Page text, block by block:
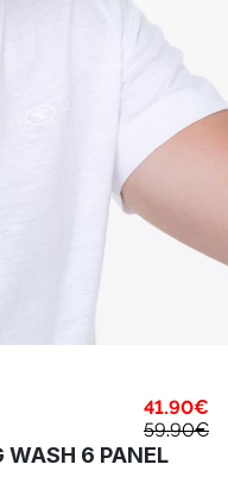
41.90€
59.90€
6 PANEL